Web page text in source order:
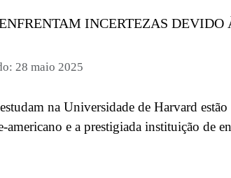
INCERTEZAS DEVIDO
28 maio 2025
na Universidade de Harvard
e a prestigiada instituição de